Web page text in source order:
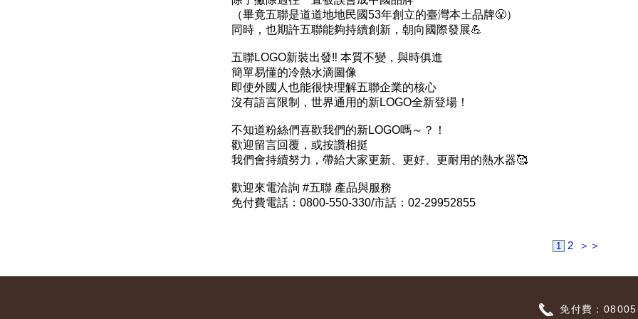
（畢竟五聯是道道地地民國53年創立的臺灣本土品牌😤）
同時，也期許五聯能夠持續創新，朝向國際發展💪
五聯LOGO新裝出發‼ 本質不變，與時俱進
簡單易懂的冷熱水滴圖像
即使外國人也能很快理解五聯企業的核心
沒有語言限制，世界通用的新LOGO全新登場！
不知道粉絲們喜歡我們的新LOGO嗎～？！
歡迎留言回覆，或按讚相挺
我們會持續努力，帶給大家更新、更好、更耐用的熱水器🥰
歡迎來電洽詢 #五聯 產品與服務
免付費電話：0800-550-330/市話：02-29952855
1 2 ＞＞
免付費：